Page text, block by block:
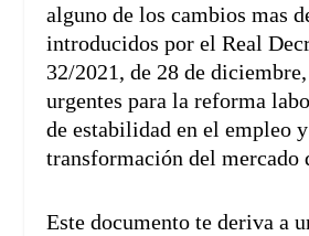
alguno de los cambios mas
introducidos por el Real
32/2021, de 28 de
urgentes para la reforma
de estabilidad en el empleo
transformación del mercado
Este documento te deriva a